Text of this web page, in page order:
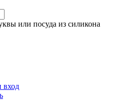
или посуда из силикона
вход